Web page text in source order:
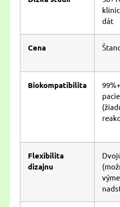
dát
Cena
Biokompatibilita
99%+
Flexibilita
dizajnu